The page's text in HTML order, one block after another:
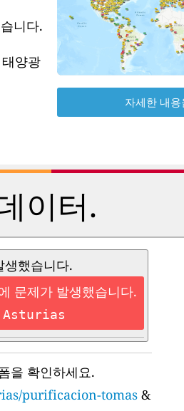
니다.
양광
자세한 내
이터.
생했습니다.
문제가 발생했습니다.
을 확인하세요.
purificacion-tomas&